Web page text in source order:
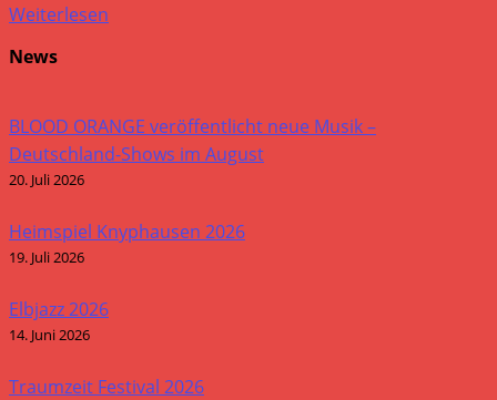
Weiterlesen
News
BLOOD ORANGE veröffentlicht neue Musik –
Deutschland-Shows im August
20. Juli 2026
Heimspiel Knyphausen 2026
19. Juli 2026
Elbjazz 2026
14. Juni 2026
Traumzeit Festival 2026